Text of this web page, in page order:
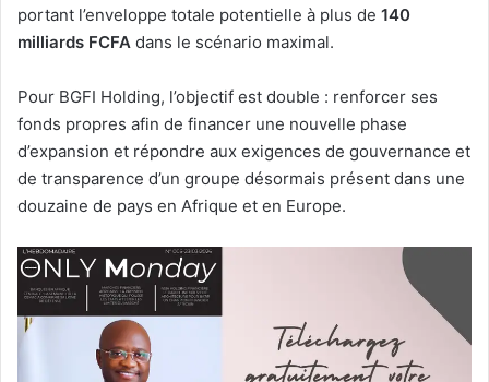
portant l’enveloppe totale potentielle à plus de 140
milliards FCFA dans le scénario maximal.
Pour BGFI Holding, l’objectif est double : renforcer ses
fonds propres afin de financer une nouvelle phase
d’expansion et répondre aux exigences de gouvernance et
de transparence d’un groupe désormais présent dans une
douzaine de pays en Afrique et en Europe.